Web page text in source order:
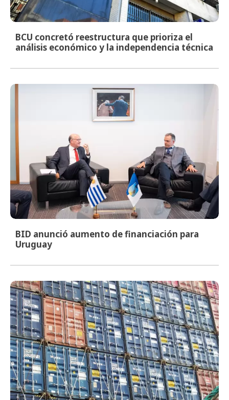
BCU concretó reestructura que prioriza el
análisis económico y la independencia técnica
BID anunció aumento de financiación para
Uruguay